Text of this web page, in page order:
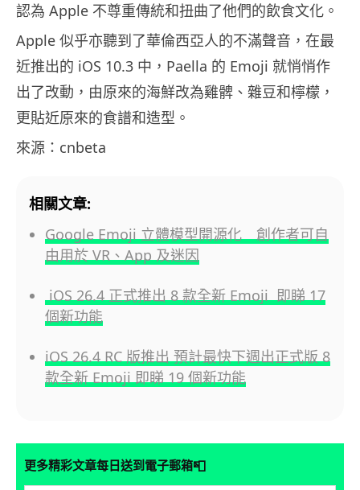
認為 Apple 不尊重傳統和扭曲了他們的飲食文化。
Apple 似乎亦聽到了華倫西亞人的不滿聲音，在最
近推出的 iOS 10.3 中，Paella 的 Emoji 就悄悄作
出了改動，由原來的海鮮改為雞髀、雜豆和檸檬，
更貼近原來的食譜和造型。
來源：cnbeta
相關文章:
Google Emoji 立體模型開源化 創作者可自
由用於 VR、App 及迷因
iOS 26.4 正式推出 8 款全新 Emoji 即睇 17
個新功能
iOS 26.4 RC 版推出 預計最快下週出正式版 8
款全新 Emoji 即睇 19 個新功能
更多精彩文章每日送到電子郵箱📮